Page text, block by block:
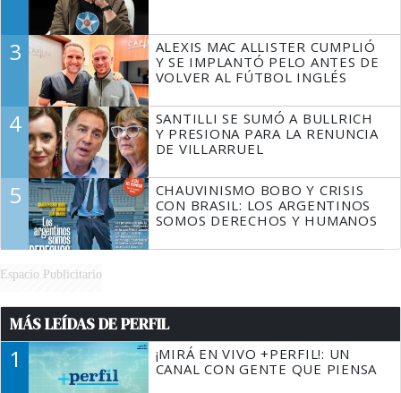
3
ALEXIS MAC ALLISTER CUMPLIÓ
Y SE IMPLANTÓ PELO ANTES DE
VOLVER AL FÚTBOL INGLÉS
4
SANTILLI SE SUMÓ A BULLRICH
Y PRESIONA PARA LA RENUNCIA
DE VILLARRUEL
5
CHAUVINISMO BOBO Y CRISIS
CON BRASIL: LOS ARGENTINOS
SOMOS DERECHOS Y HUMANOS
Espacio Publicitario
MÁS LEÍDAS DE PERFIL
1
¡MIRÁ EN VIVO +PERFIL!: UN
CANAL CON GENTE QUE PIENSA